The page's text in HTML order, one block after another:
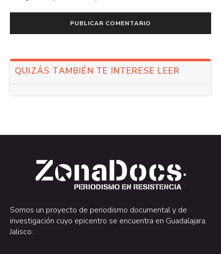
QUIZÁS TAMBIÉN TE INTERESE LEER
.
.
Somos un proyecto de periodismo documental y de
investigación cuyo epicentro se encuentra en Guadalajara,
Jalisco.